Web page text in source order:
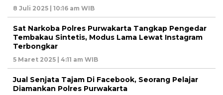
8 Juli 2025 | 10:16 am WIB
Sat Narkoba Polres Purwakarta Tangkap Pengedar
Tembakau Sintetis, Modus Lama Lewat Instagram
Terbongkar
5 Maret 2025 | 4:11 am WIB
Jual Senjata Tajam Di Facebook, Seorang Pelajar
Diamankan Polres Purwakarta